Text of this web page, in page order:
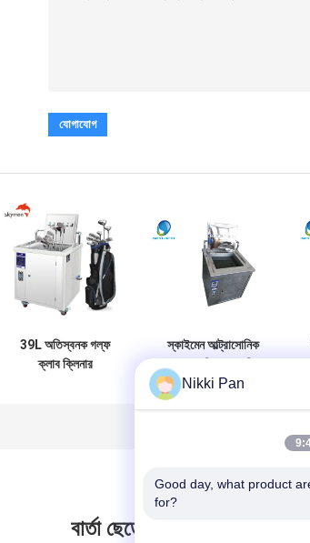
39L অতিস্বনক গল্ফ
ক্লাব ক্লিনার
স্কাইমেন আল্ট্রাসোনিক
960W সিই সার্টিফিকেট
বার্তা ছেড়ে
Nikki Pan
Good day, what product
for?